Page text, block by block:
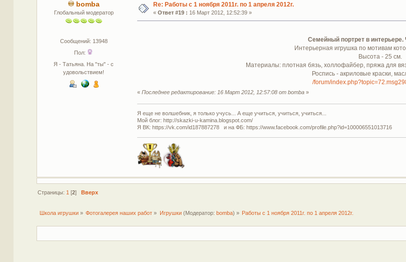
bomba
Глобальный модератор
Сообщений: 13948
Пол:
Я - Татьяна. На "ты" - с
удовольствием!
Re: Работы с 1 ноября 2011г. по 1 апреля 2012г.
« Ответ #19 : 16 Март 2012, 12:52:39 »
Семейный портрет в интерьере.
Интерьерная игрушка по мотивам
Высота - 25 см.
Материалы: плотная бязь, холлофайбер, пряжа для
Роспись - акриловые краски,
/forum/
« Последнее редактирование: 16 Март 2012, 12:57:08 от bomba»
Я еще не волшебник, я только учусь... А еще учиться, учиться, учиться...
Мой блог: http://skazki-u-kamina.blogspot.com/
Я ВК: https://vk.com/id187887278 и на ФБ: https://www.facebook.com/profile.php?id=100006551013716
Страницы: 1 [2]Вверх
Школа игрушки » Фотогалерея наших работ » Игрушки(Модератор: bomba) » Работы с 1 ноября 2011г. по 1 апреля 2012г.